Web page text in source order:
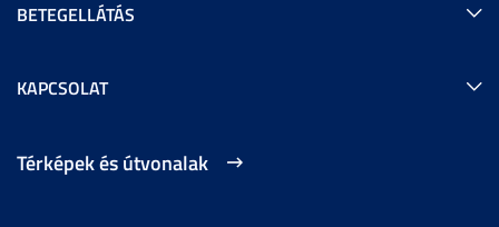
BETEGELLÁTÁS
KAPCSOLAT
Térképek és útvonalak